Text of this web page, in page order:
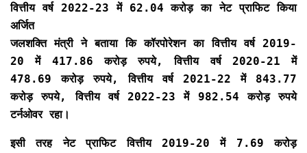
वित्तीय वर्ष 2022-23 में 62.04 करोड़ का नेट प्राफिट किया
अर्जित
जलशक्ति मंत्री ने बताया कि कॉरपोरेशन का वित्तीय वर्ष 2019-
20 में 417.86 करोड़ रुपये, वित्तीय वर्ष 2020-21 में
478.69 करोड़ रुपये, वित्तीय वर्ष 2021-22 में 843.77
करोड़ रुपये, वित्तीय वर्ष 2022-23 में 982.54 करोड़ रुपये
टर्नओवर रहा।
इसी तरह नेट प्राफिट वित्तीय 2019-20 में 7.69 करोड़